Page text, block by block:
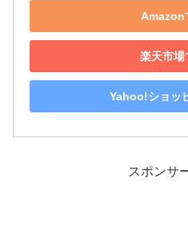
Amazon
楽天市場
Yahoo!ショッ
スポンサ